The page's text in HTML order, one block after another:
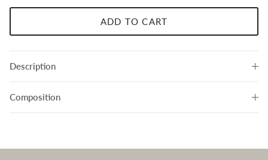
ADD TO CART
Description
Composition